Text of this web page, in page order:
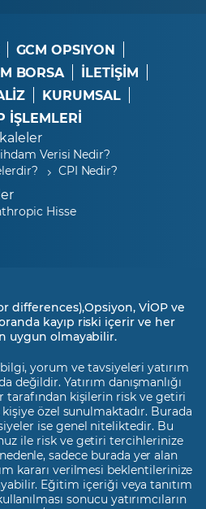
GCM OPSIYON
BORSA
İLETİŞİM
KURUMSAL
İŞLEMLERİ
Verisi Nedir?
CPI Nedir?
Hisse
differences),Opsiyon, VİOP ve
kayıp riski içerir ve her
uygun olmayabilir.
yorum ve tavsiyeleri yatırım
değildir. Yatırım danışmanlığı
tarafından kişilerin risk ve getiri
özel sunulmaktadır. Burada
ise genel niteliktedir. Bu
ile risk ve getiri tercihlerinize
sadece burada yer alan
kararı verilmesi beklentilerinize
Eğitim içeriği veya tanıtım
sonucu yatırımcıların